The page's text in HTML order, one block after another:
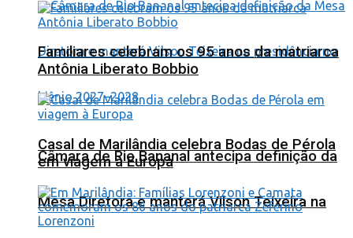
Câmara de Rio Bananal antecipa definição da
Mesa Diretora e manterá Vilson Teixeira na
Familiares celebram os 95 anos da matriarca
Antônia Liberato Bobbio
Casal de Marilândia celebra Bodas de Pérola
em viagem à Europa